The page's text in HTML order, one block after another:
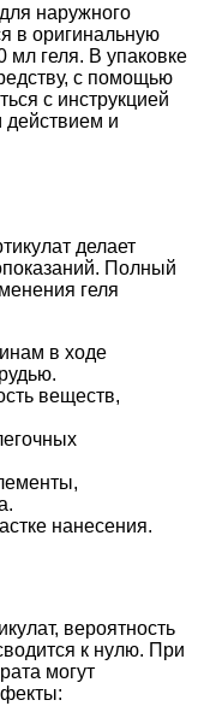
наружного
в оригинальную
мл геля. В упаковке
с помощью
с инструкцией
и
делает
Полный
геля
в ходе
веществ,
нанесения.
вероятность
к нулю. При
могут